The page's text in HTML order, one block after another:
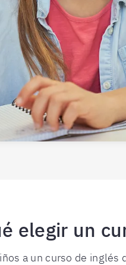
elegir un
a un curso de